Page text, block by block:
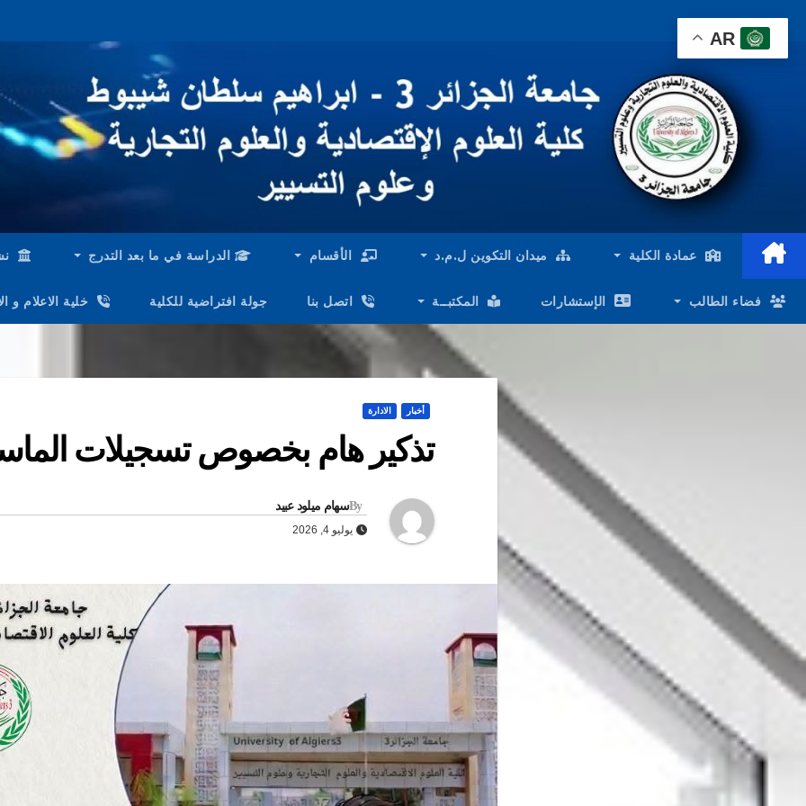
عمادة الكلية ميدان التكوين ل.م.د الأقسام الدراسة في ما بعد التدرج
فضاء الطالب الإستشارات المكتبــة اتصل بنا جولة افتراضية للكلية خلية الاعلام و
أخبار الادارة
تذكير هام بخصوص تسجيلات
Byسهام ميلود عبيد
يوليو 4, 2026
AR